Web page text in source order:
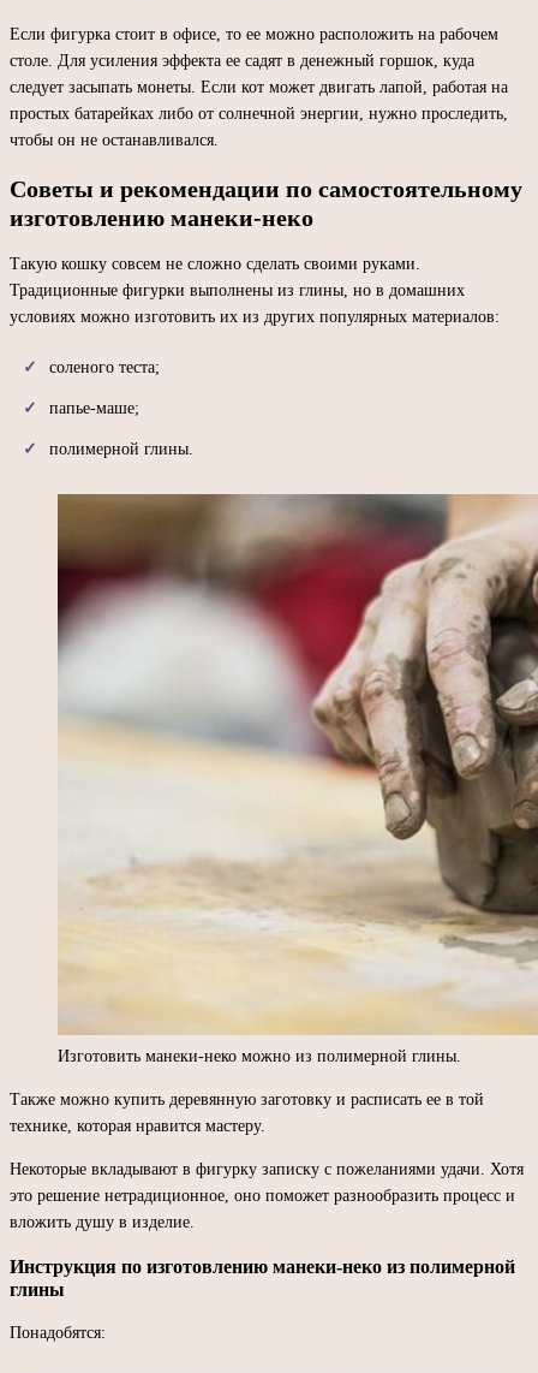
Если фигурка стоит в офисе, то ее можно расположить на рабочем
столе. Для усиления эффекта ее садят в денежный горшок, куда
следует засыпать монеты. Если кот может двигать лапой, работая на
простых батарейках либо от солнечной энергии, нужно проследить,
чтобы он не останавливался.
Советы и рекомендации по самостоятельному
изготовлению манеки-неко
Такую кошку совсем не сложно сделать своими руками.
Традиционные фигурки выполнены из глины, но в домашних
условиях можно изготовить их из других популярных материалов:
соленого теста;
папье-маше;
полимерной глины.
Изготовить манеки-неко можно из полимерной глины.
Также можно купить деревянную заготовку и расписать ее в той
технике, которая нравится мастеру.
Некоторые вкладывают в фигурку записку с пожеланиями удачи. Хотя
это решение нетрадиционное, оно поможет разнообразить процесс и
вложить душу в изделие.
Инструкция по изготовлению манеки-неко из полимерной
глины
Понадобятся: